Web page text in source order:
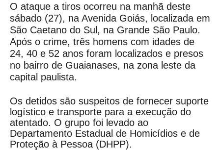
O ataque a tiros ocorreu na manhã deste
sábado (27), na Avenida Goiás, localizada em
São Caetano do Sul, na Grande São Paulo.
Após o crime, três homens com idades de
24, 40 e 52 anos foram localizados e presos
no bairro de Guaianases, na zona leste da
capital paulista.
Os detidos são suspeitos de fornecer suporte
logístico e transporte para a execução do
atentado. O grupo foi levado ao
Departamento Estadual de Homicídios e de
Proteção à Pessoa (DHPP).